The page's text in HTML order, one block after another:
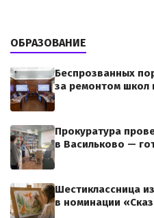
ОБРАЗОВАНИЕ
Беспрозванных
за ремонтом школ
Прокуратура
в Васильково —
Шестиклассница
в номинации